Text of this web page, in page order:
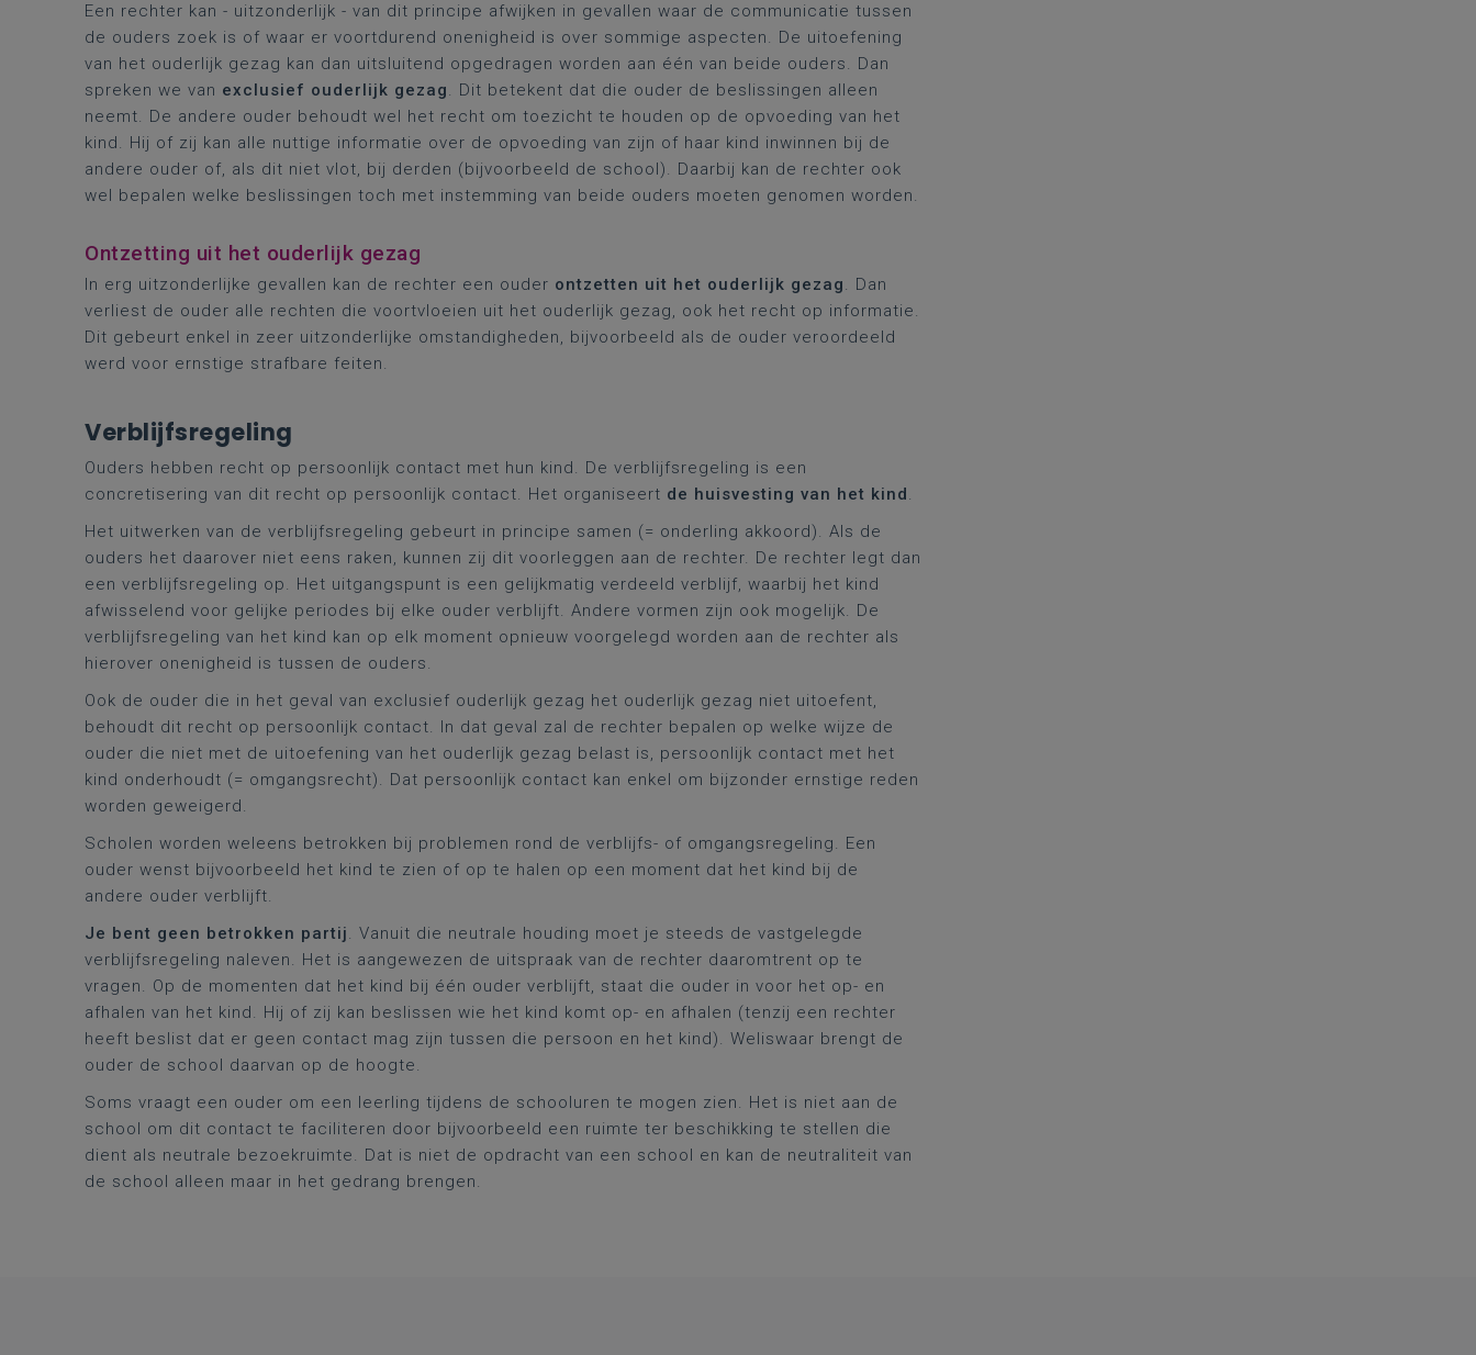
Een rechter kan - uitzonderlijk - van dit principe afwijken in gevallen waar de communicatie tussen
de ouders zoek is of waar er voortdurend onenigheid is over sommige aspecten. De uitoefening
van het ouderlijk gezag kan dan uitsluitend opgedragen worden aan één van beide ouders. Dan
spreken we van exclusief ouderlijk gezag. Dit betekent dat die ouder de beslissingen alleen
neemt. De andere ouder behoudt wel het recht om toezicht te houden op de opvoeding van het
kind. Hij of zij kan alle nuttige informatie over de opvoeding van zijn of haar kind inwinnen bij de
andere ouder of, als dit niet vlot, bij derden (bijvoorbeeld de school). Daarbij kan de rechter ook
wel bepalen welke beslissingen toch met instemming van beide ouders moeten genomen worden.
Ontzetting uit het ouderlijk gezag
In erg uitzonderlijke gevallen kan de rechter een ouder ontzetten uit het ouderlijk gezag. Dan
verliest de ouder alle rechten die voortvloeien uit het ouderlijk gezag, ook het recht op informatie.
Dit gebeurt enkel in zeer uitzonderlijke omstandigheden, bijvoorbeeld als de ouder veroordeeld
werd voor ernstige strafbare feiten.
Verblijfsregeling
Ouders hebben recht op persoonlijk contact met hun kind. De verblijfsregeling is een
concretisering van dit recht op persoonlijk contact. Het organiseert de huisvesting van het kind.
Het uitwerken van de verblijfsregeling gebeurt in principe samen (= onderling akkoord). Als de
ouders het daarover niet eens raken, kunnen zij dit voorleggen aan de rechter. De rechter legt dan
een verblijfsregeling op. Het uitgangspunt is een gelijkmatig verdeeld verblijf, waarbij het kind
afwisselend voor gelijke periodes bij elke ouder verblijft. Andere vormen zijn ook mogelijk. De
verblijfsregeling van het kind kan op elk moment opnieuw voorgelegd worden aan de rechter als
hierover onenigheid is tussen de ouders.
Ook de ouder die in het geval van exclusief ouderlijk gezag het ouderlijk gezag niet uitoefent,
behoudt dit recht op persoonlijk contact. In dat geval zal de rechter bepalen op welke wijze de
ouder die niet met de uitoefening van het ouderlijk gezag belast is, persoonlijk contact met het
kind onderhoudt (= omgangsrecht). Dat persoonlijk contact kan enkel om bijzonder ernstige reden
worden geweigerd.
Scholen worden weleens betrokken bij problemen rond de verblijfs- of omgangsregeling. Een
ouder wenst bijvoorbeeld het kind te zien of op te halen op een moment dat het kind bij de
andere ouder verblijft.
Je bent geen betrokken partij. Vanuit die neutrale houding moet je steeds de vastgelegde
verblijfsregeling naleven. Het is aangewezen de uitspraak van de rechter daaromtrent op te
vragen. Op de momenten dat het kind bij één ouder verblijft, staat die ouder in voor het op- en
afhalen van het kind. Hij of zij kan beslissen wie het kind komt op- en afhalen (tenzij een rechter
heeft beslist dat er geen contact mag zijn tussen die persoon en het kind). Weliswaar brengt de
ouder de school daarvan op de hoogte.
Soms vraagt een ouder om een leerling tijdens de schooluren te mogen zien. Het is niet aan de
school om dit contact te faciliteren door bijvoorbeeld een ruimte ter beschikking te stellen die
dient als neutrale bezoekruimte. Dat is niet de opdracht van een school en kan de neutraliteit van
de school alleen maar in het gedrang brengen.